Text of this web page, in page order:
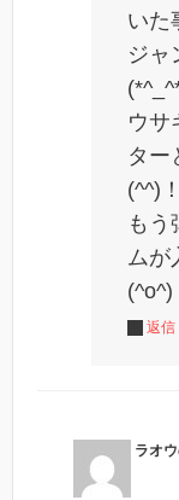
いた
ジャ
ウサ
ター
(^^)！
もう
ムが
(^o^)
返信
ラオ